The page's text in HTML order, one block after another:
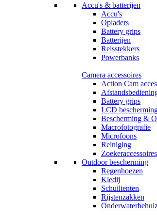
Accu's & batterijen
Accu's
Opladers
Battery grips
Batterijen
Reisstekkers
Powerbanks
Camera accessoires
Action Cam
Battery grips
LCD
Bescherming &
Macrofotografie
Microfoons
Reiniging
Zoekeraccessoires
Outdoor bescherming
Regenhoezen
Kledij
Schuiltenten
Rijstenzakken